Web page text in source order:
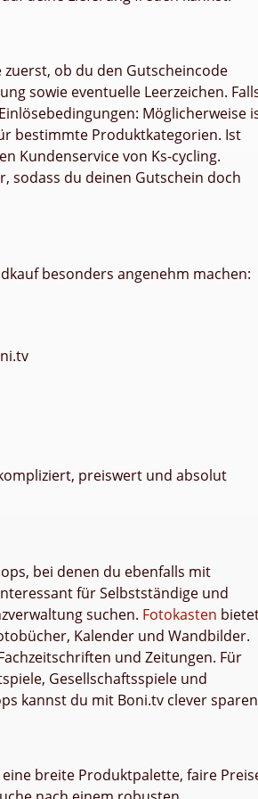
ob du den Gutscheincode
sowie eventuelle Leerzeichen.
Möglicherweise
bestimmte Produktkategorien. Ist
Kundenservice von Ks-cycling.
sodass du deinen Gutschein doch
besonders angenehm machen:
preiswert und absolut
bei denen du ebenfalls mit
für Selbstständige und
suchen. Fotokasten
Kalender und Wandbilder.
und Zeitungen. Für
Gesellschaftsspiele und
kannst du mit Boni.tv clever
breite Produktpalette, faire